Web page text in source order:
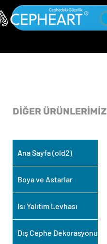
Ana Sayfa (old2)
Boya ve Astarlar
Isı Yalıtım Levhası
Dış Cephe Dekorasyonu
DİĞER ÜRÜNLERİMİZ